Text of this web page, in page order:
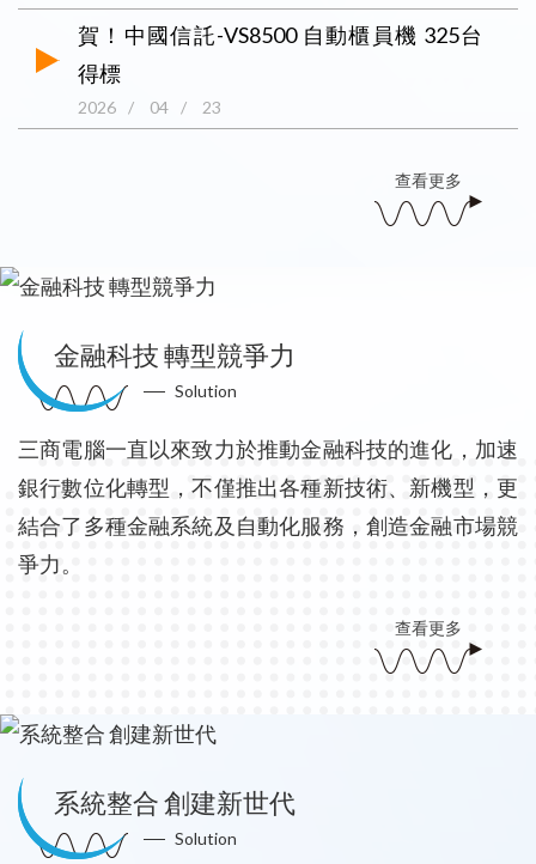
賀！中國信託-VS8500 自動櫃員機 325台
得標
2026 / 04 / 23
查看更多
金融科技 轉型競爭力
Solution
三商電腦一直以來致力於推動金融科技的進化，加速
銀行數位化轉型，不僅推出各種新技術、新機型，更
結合了多種金融系統及自動化服務，創造金融市場競
爭力。
查看更多
系統整合 創建新世代
Solution